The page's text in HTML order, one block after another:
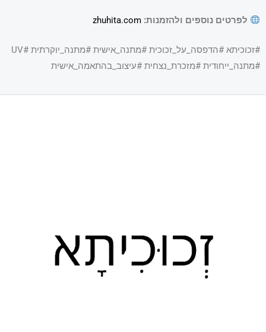
לפרטים נוספים ולהזמנות: zhuhita.com
#זכוכיתא #הדפסה_על_זכוכית #מתנה_אישית #מתנה_יוקרתית #UV
#מתנה_ייחודית #מזכרת_נצחית #עיצוב_בהתאמה_אישית